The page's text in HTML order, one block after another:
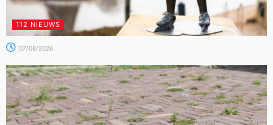
112 NIEUWS
07/08/2026